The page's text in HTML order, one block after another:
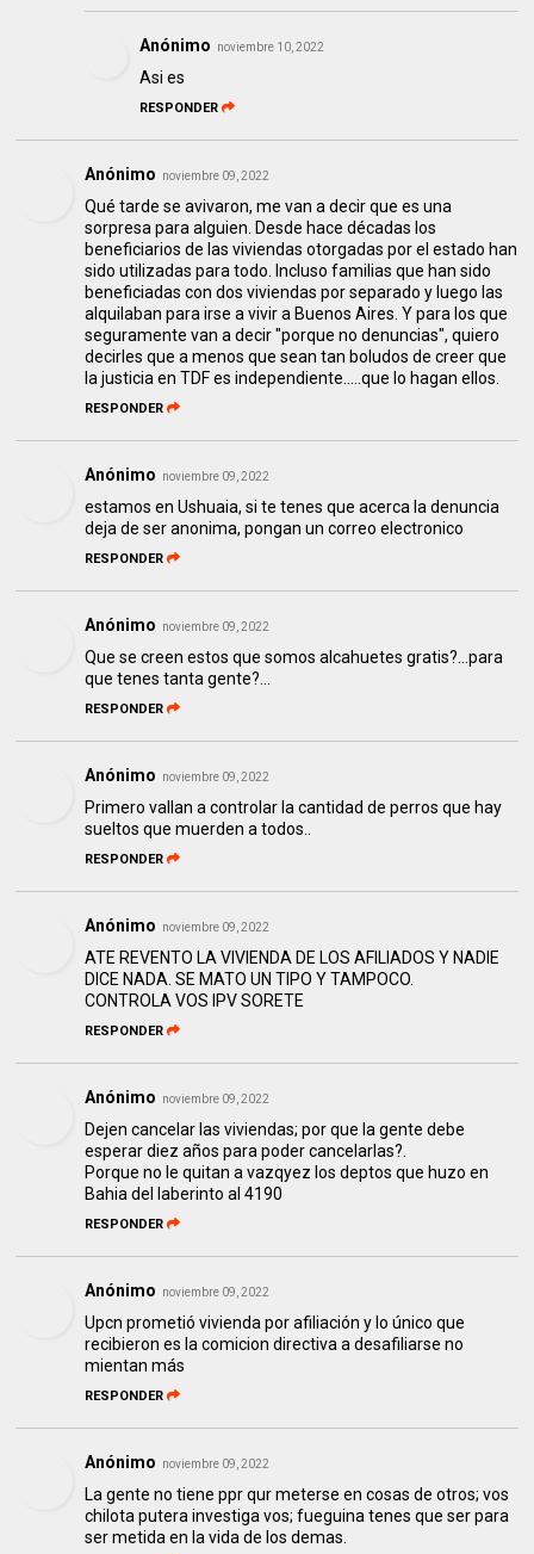
Anónimo noviembre 10, 2022
Asi es
RESPONDER
Anónimo noviembre 09, 2022
Qué tarde se avivaron, me van a decir que es una
sorpresa para alguien. Desde hace décadas los
beneficiarios de las viviendas otorgadas por el estado han
sido utilizadas para todo. Incluso familias que han sido
beneficiadas con dos viviendas por separado y luego las
alquilaban para irse a vivir a Buenos Aires. Y para los que
seguramente van a decir "porque no denuncias", quiero
decirles que a menos que sean tan boludos de creer que
la justicia en TDF es independiente.....que lo hagan ellos.
RESPONDER
Anónimo noviembre 09, 2022
estamos en Ushuaia, si te tenes que acerca la denuncia
deja de ser anonima, pongan un correo electronico
RESPONDER
Anónimo noviembre 09, 2022
Que se creen estos que somos alcahuetes gratis?...para
que tenes tanta gente?...
RESPONDER
Anónimo noviembre 09, 2022
Primero vallan a controlar la cantidad de perros que hay
sueltos que muerden a todos..
RESPONDER
Anónimo noviembre 09, 2022
ATE REVENTO LA VIVIENDA DE LOS AFILIADOS Y NADIE
DICE NADA. SE MATO UN TIPO Y TAMPOCO.
CONTROLA VOS IPV SORETE
RESPONDER
Anónimo noviembre 09, 2022
Dejen cancelar las viviendas; por que la gente debe
esperar diez años para poder cancelarlas?.
Porque no le quitan a vazqyez los deptos que huzo en
Bahia del laberinto al 4190
RESPONDER
Anónimo noviembre 09, 2022
Upcn prometió vivienda por afiliación y lo único que
recibieron es la comicion directiva a desafiliarse no
mientan más
RESPONDER
Anónimo noviembre 09, 2022
La gente no tiene ppr qur meterse en cosas de otros; vos
chilota putera investiga vos; fueguina tenes que ser para
ser metida en la vida de los demas.